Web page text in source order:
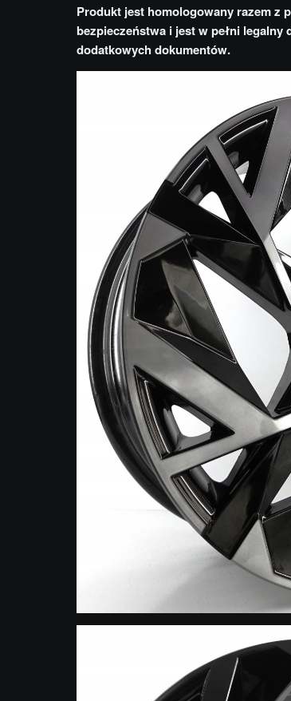
Produkt jest homologowany razem z
bezpieczeństwa i jest w pełni legalny
dodatkowych dokumentów.